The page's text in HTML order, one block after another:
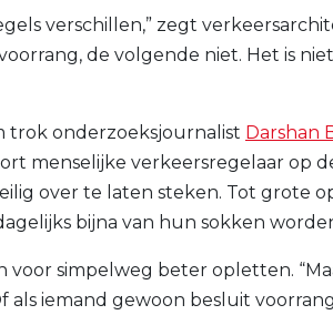
verschillen,” zegt
de volgende niet. Het is
trok onderzoeksjournalist Darshan
menselijke verkeersregelaar op
over te laten steken. Tot grote
bijna van hun sokken
simpelweg beter opletten.
als iemand gewoon besluit